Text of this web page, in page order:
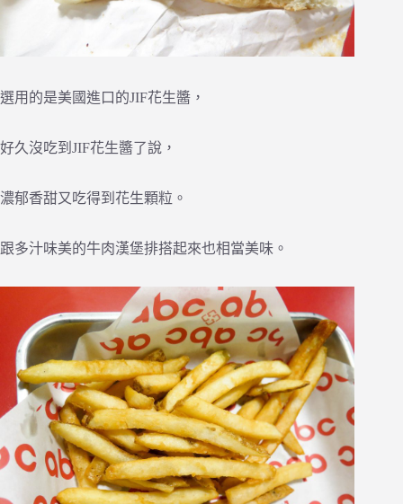
選用的是美國進口的JIF花生醬，
好久沒吃到JIF花生醬了說，
濃郁香甜又吃得到花生顆粒。
跟多汁味美的牛肉漢堡排搭起來也相當美味。